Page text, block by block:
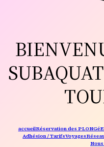
accueilRéservation des
Adhésion / TarifsVoyages